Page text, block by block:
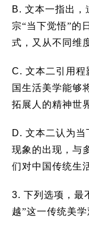
B. 文本一指出，
宗“当下觉悟”的
式，又从不同维
C. 文本二引用程
国生活美学能够
拓展人的精神世
D. 文本二认为当
现象的出现，与
们对中国传统生
3. 下列选项，最
越”这一传统美